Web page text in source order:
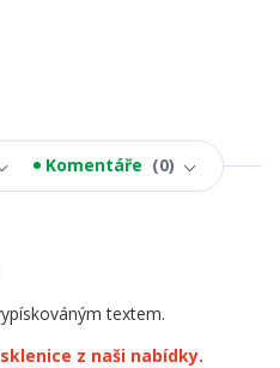
Komentáře 0
textem.
z naši nabídky.